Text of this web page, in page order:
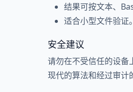
结果可按文本、
适合小型文件验证。
安全建议
请勿在不受信任的设备
现代的算法和经过审计